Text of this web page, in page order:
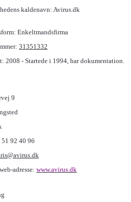
kaldenavn: Avirus.dk
Enkeltmandsfirma
31351332
2008 - Startede i 1994, har dokumentation.
9
92 40 96
adresse: www.avirus.dk